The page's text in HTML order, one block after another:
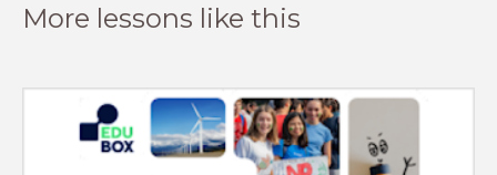
More lessons like this